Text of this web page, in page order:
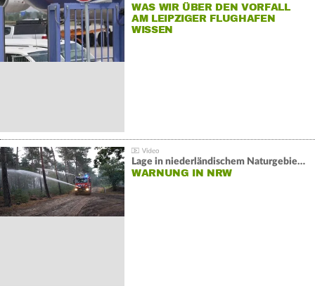
WAS WIR ÜBER DEN VORFALL
AM LEIPZIGER FLUGHAFEN
WISSEN
Lage in niederländischem Naturgebiet stabil
WARNUNG IN NRW